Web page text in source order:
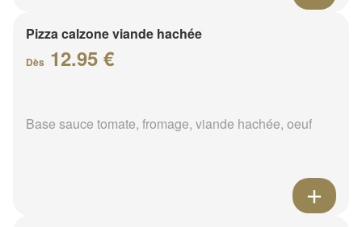
Pizza calzone viande hachée
Dès 12.95 €
Base sauce tomate, fromage, viande hachée, oeuf